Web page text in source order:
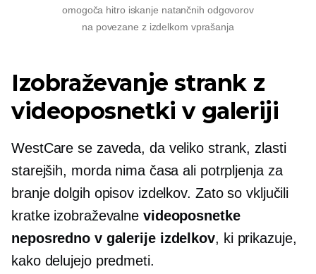
omogoča hitro iskanje natančnih odgovorov
na povezane z izdelkom vprašanja
Izobraževanje strank z
videoposnetki v galeriji
WestCare se zaveda, da veliko strank, zlasti
starejših, morda nima časa ali potrpljenja za
branje dolgih opisov izdelkov. Zato so vključili
kratke izobraževalne videoposnetke
neposredno v galerije izdelkov, ki prikazuje,
kako delujejo predmeti.